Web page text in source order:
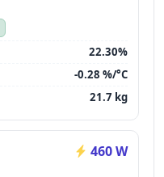
22.30%
-0.28 %/°C
21.7 kg
460 W